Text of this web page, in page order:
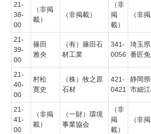
21-
38-
00
（非掲
載）
（非掲載）
（非
掲
載）
（非
21-
39-
00
篠田
雅央
（有）篠田石
材工業
341-
0056
埼玉
番匠
21-
40-
00
村松
寛史
（株）牧之原
石材
421-
0421
静岡
市細
21-
41-
00
（非掲
載）
（一財）環境
事業協会
（非
掲
載）
（非